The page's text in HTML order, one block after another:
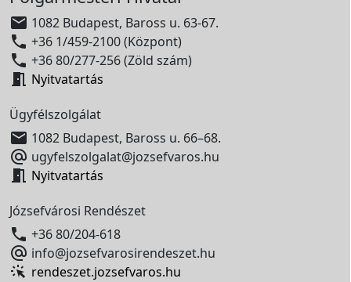
 1082 Budapest, Baross u. 63-67.
 +36 1/459-2100 (Központ)
 +36 80/277-256 (Zöld szám)
 Nyitvatartás
Ügyfélszolgálat
 1082 Budapest, Baross u. 66–68.
 ugyfelszolgalat@jozsefvaros.hu
 Nyitvatartás
Józsefvárosi Rendészet
 +36 80/204-618
 info@jozsefvarosirendeszet.hu
rendeszet.jozsefvaros.hu